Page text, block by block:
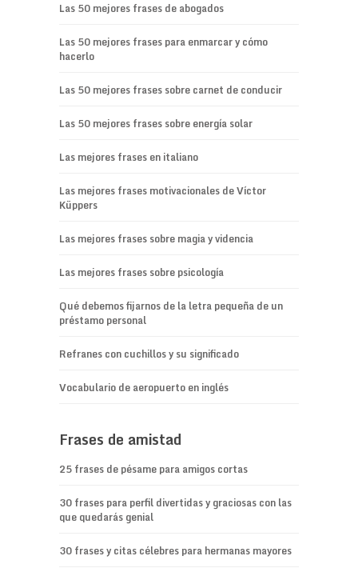
Las 50 mejores frases de abogados
Las 50 mejores frases para enmarcar y cómo
hacerlo
Las 50 mejores frases sobre carnet de conducir
Las 50 mejores frases sobre energía solar
Las mejores frases en italiano
Las mejores frases motivacionales de Víctor
Küppers
Las mejores frases sobre magia y videncia
Las mejores frases sobre psicología
Qué debemos fijarnos de la letra pequeña de un
préstamo personal
Refranes con cuchillos y su significado
Vocabulario de aeropuerto en inglés
Frases de amistad
25 frases de pésame para amigos cortas
30 frases para perfil divertidas y graciosas con las
que quedarás genial
30 frases y citas célebres para hermanas mayores